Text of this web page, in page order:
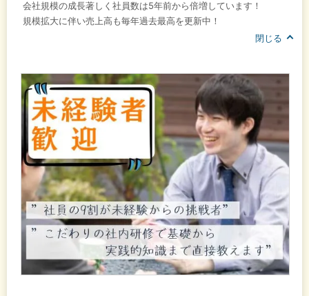
会社規模の成長著しく社員数は5年前から倍増しています！
規模拡大に伴い売上高も毎年過去最高を更新中！
閉じる